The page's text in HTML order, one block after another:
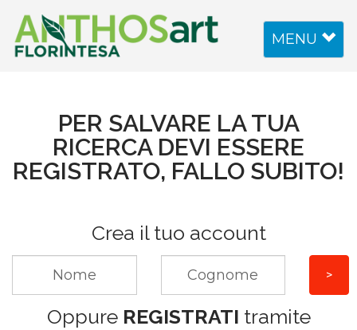
Toggle
navigation
MENU
PER SALVARE LA TUA
RICERCA DEVI ESSERE
REGISTRATO, FALLO SUBITO!
Crea il tuo account
Oppure REGISTRATI tramite